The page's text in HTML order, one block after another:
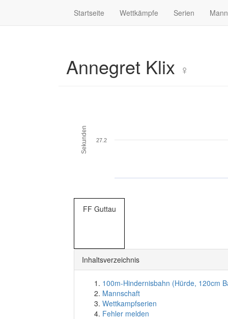
Startseite Wettkämpfe Serien
Annegret Klix ♀
Sekunden 27.2
FF Guttau
Inhaltsverzeichnis
100m-Hindernisbahn (Hürde, 120cm
Mannschaft
Wettkampfserien
Fehler melden